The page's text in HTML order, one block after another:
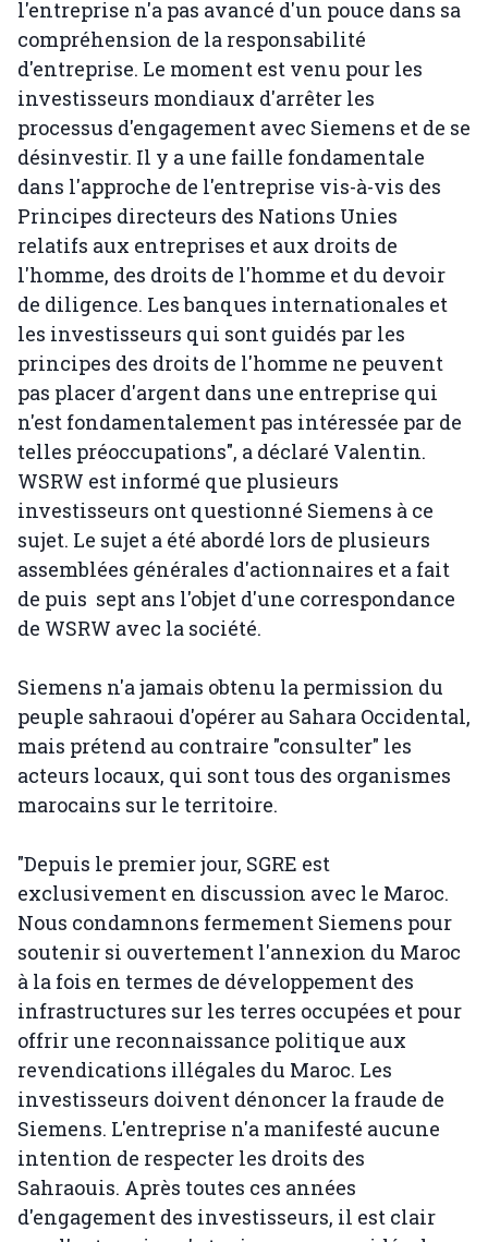
l'entreprise n'a pas avancé d'un pouce dans sa
compréhension de la responsabilité
d'entreprise. Le moment est venu pour les
investisseurs mondiaux d'arrêter les
processus d'engagement avec Siemens et de se
désinvestir. Il y a une faille fondamentale
dans l'approche de l'entreprise vis-à-vis des
Principes directeurs des Nations Unies
relatifs aux entreprises et aux droits de
l'homme, des droits de l'homme et du devoir
de diligence. Les banques internationales et
les investisseurs qui sont guidés par les
principes des droits de l'homme ne peuvent
pas placer d'argent dans une entreprise qui
n'est fondamentalement pas intéressée par de
telles préoccupations", a déclaré Valentin.
WSRW est informé que plusieurs
investisseurs ont questionné Siemens à ce
sujet. Le sujet a été abordé lors de plusieurs
assemblées générales d'actionnaires et a fait
de puis sept ans l'objet d'une correspondance
de WSRW avec la société.
Siemens n'a jamais obtenu la permission du
peuple sahraoui d'opérer au Sahara Occidental,
mais prétend au contraire "consulter" les
acteurs locaux, qui sont tous des organismes
marocains sur le territoire.
"Depuis le premier jour, SGRE est
exclusivement en discussion avec le Maroc.
Nous condamnons fermement Siemens pour
soutenir si ouvertement l'annexion du Maroc
à la fois en termes de développement des
infrastructures sur les terres occupées et pour
offrir une reconnaissance politique aux
revendications illégales du Maroc. Les
investisseurs doivent dénoncer la fraude de
Siemens. L'entreprise n'a manifesté aucune
intention de respecter les droits des
Sahraouis. Après toutes ces années
d'engagement des investisseurs, il est clair